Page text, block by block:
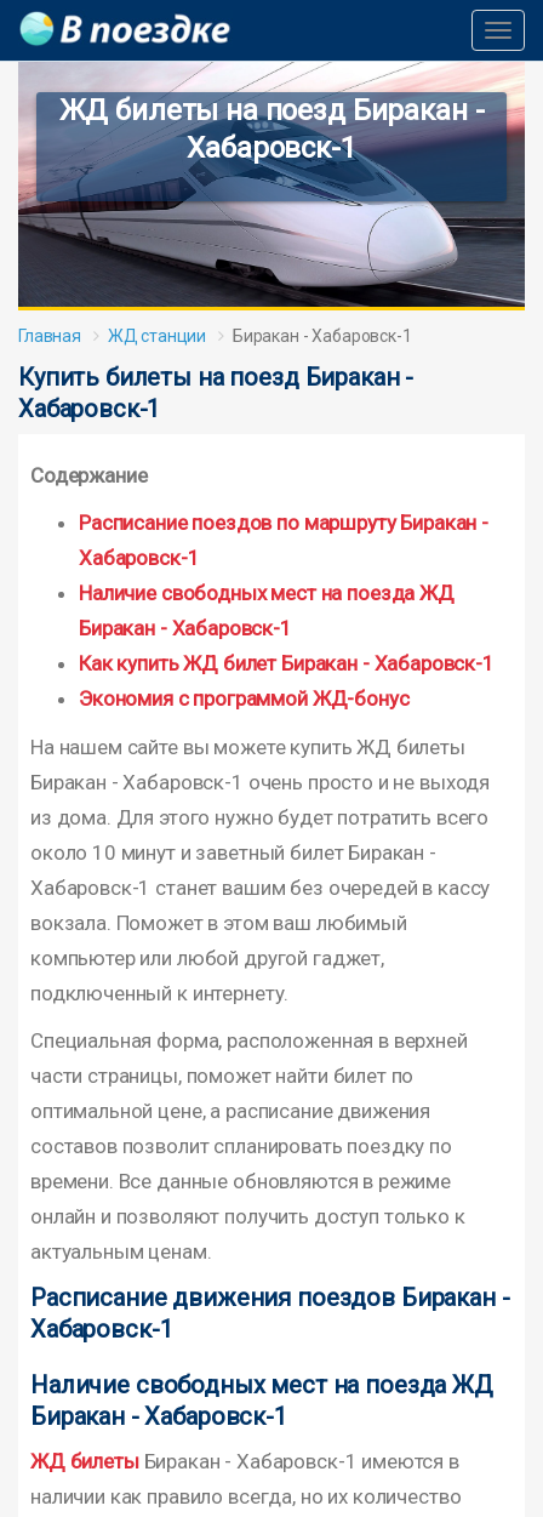
ЖД билеты на поезд Биракан -
Хабаровск-1
Главная ЖД станции Биракан - Хабаровск-1
Купить билеты на поезд Биракан -
Хабаровск-1
Содержание
Расписание поездов по маршруту Биракан -
Хабаровск-1
Наличие свободных мест на поезда ЖД
Биракан - Хабаровск-1
Как купить ЖД билет Биракан - Хабаровск-1
Экономия с программой ЖД-бонус
На нашем сайте вы можете купить ЖД билеты
Биракан - Хабаровск-1 очень просто и не выходя
из дома. Для этого нужно будет потратить всего
около 10 минут и заветный билет Биракан -
Хабаровск-1 станет вашим без очередей в кассу
вокзала. Поможет в этом ваш любимый
компьютер или любой другой гаджет,
подключенный к интернету.
Специальная форма, расположенная в верхней
части страницы, поможет найти билет по
оптимальной цене, а расписание движения
составов позволит спланировать поездку по
времени. Все данные обновляются в режиме
онлайн и позволяют получить доступ только к
актуальным ценам.
Расписание движения поездов Биракан -
Хабаровск-1
Наличие свободных мест на поезда ЖД
Биракан - Хабаровск-1
ЖД билетыБиракан - Хабаровск-1 имеются в
наличии как правило всегда, но их количество